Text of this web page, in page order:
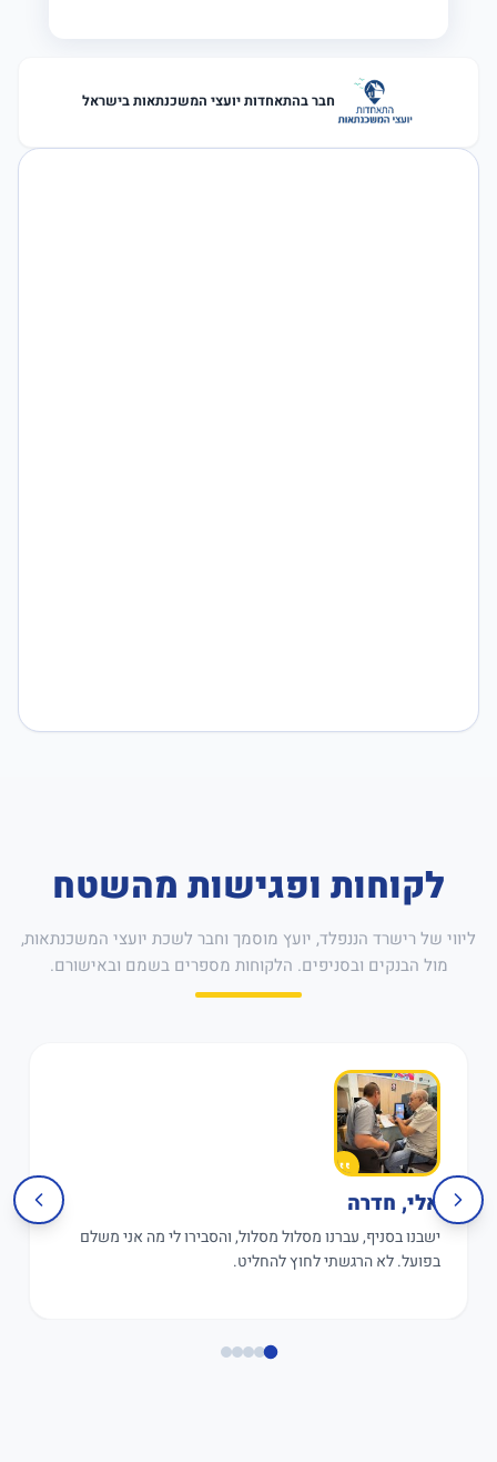
חבר בהתאחדות יועצי המשכנתאות בישראל
לקוחות ופגישות מהשטח
ליווי של רישרד הננפלד, יועץ מוסמך וחבר לשכת יועצי המשכנתאות,
מול הבנקים ובסניפים. הלקוחות מספרים בשמם ובאישורם.
אלי, חדרה
ישבנו בסניף, עברנו מסלול מסלול, והסבירו לי מה אני משלם
בפועל. לא הרגשתי לחוץ להחליט.